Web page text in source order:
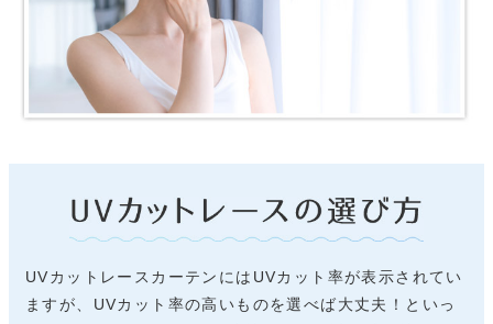
UVカットレースカーテンにはUVカット率が表示されてい
ますが、UVカット率の高いものを選べば大丈夫！といっ